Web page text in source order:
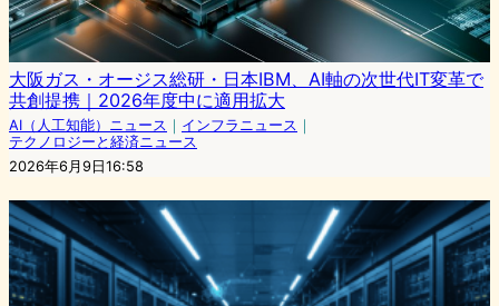
大阪ガス・オージス総研・日本IBM、AI軸の次世代IT変革で
共創提携｜2026年度中に適用拡大
AI（人工知能）ニュース ｜ インフラニュース ｜
テクノロジーと経済ニュース
2026年6月9日16:58